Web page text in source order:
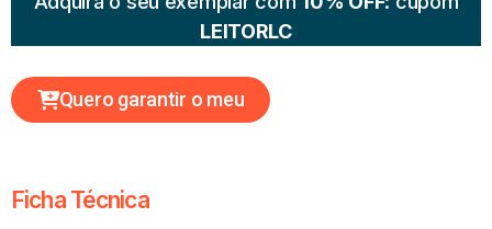
LEITORLC
Quero garantir o meu
Ficha Técnica